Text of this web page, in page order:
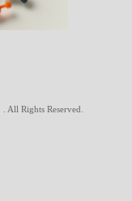
. All Rights Reserved.